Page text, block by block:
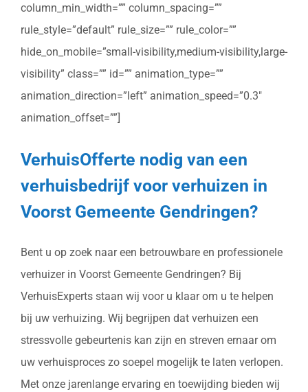
column_min_width=”” column_spacing=””
rule_style=”default” rule_size=”” rule_color=””
hide_on_mobile=”small-visibility,medium-visibility,large-
visibility” class=”” id=”” animation_type=””
animation_direction=”left” animation_speed=”0.3″
animation_offset=””]
VerhuisOfferte nodig van een
verhuisbedrijf voor verhuizen in
Voorst Gemeente Gendringen?
Bent u op zoek naar een betrouwbare en professionele
verhuizer in Voorst Gemeente Gendringen? Bij
VerhuisExperts staan wij voor u klaar om u te helpen
bij uw verhuizing. Wij begrijpen dat verhuizen een
stressvolle gebeurtenis kan zijn en streven ernaar om
uw verhuisproces zo soepel mogelijk te laten verlopen.
Met onze jarenlange ervaring en toewijding bieden wij